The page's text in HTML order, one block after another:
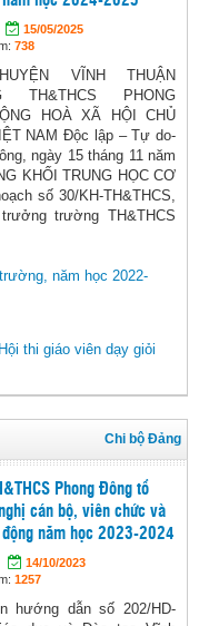
15/05/2025
738
VĨNH THUẬN
TH&THCS PHONG
HOÀ XÃ HỘI CHỦ
NAM Độc lập – Tự do-
ngày 15 tháng 11 năm
KHỐI TRUNG HỌC CƠ
số 30/KH-TH&THCS,
trường TH&THCS
năm học 2022-
thi giáo viên dạy giỏi
Chi bộ Đảng
Phong Đông tổ
cán bộ, viên chức và
năm học 2023-2024
14/10/2023
1257
hướng dẫn số 202/HD-